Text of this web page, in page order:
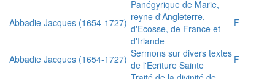
Abbadie Jacques (1654-1727)
Panégyrique de Marie,
reyne d'Angleterre,
d'Ecosse, de France et
d'Irlande
F
Abbadie Jacques (1654-1727) Sermons sur divers textes
de l'Ecriture Sainte
F